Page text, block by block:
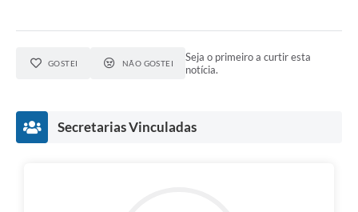
GOSTEI NÃO GOSTEI
Seja o primeiro a curtir esta
notícia.
Secretarias Vinculadas